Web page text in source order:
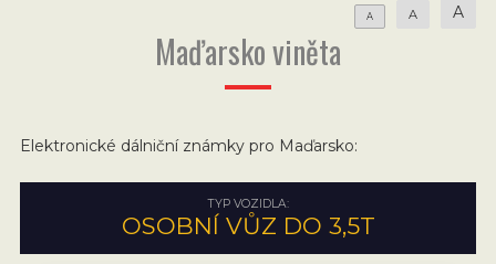
A A A
Maďarsko viněta
Elektronické dálniční známky pro Maďarsko:
TYP VOZIDLA:
OSOBNÍ VŮZ DO 3,5T